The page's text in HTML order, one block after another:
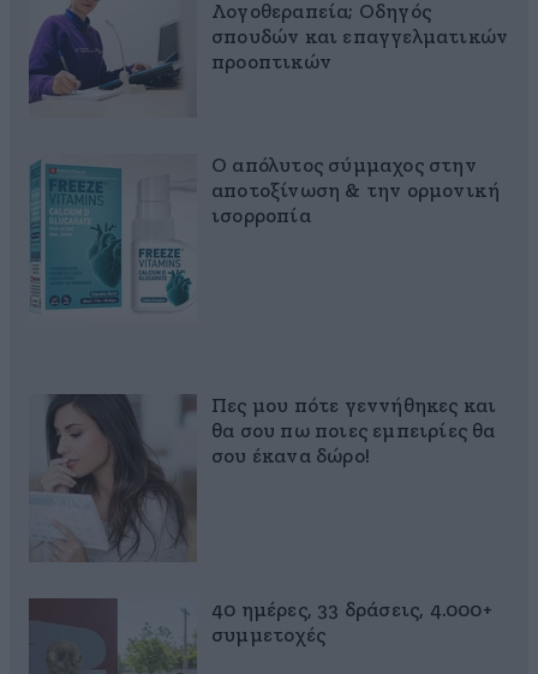
Λογοθεραπεία; Οδηγός
σπουδών και επαγγελματικών
προοπτικών
Ο απόλυτος σύμμαχος στην
αποτοξίνωση & την ορμονική
ισορροπία
Πες μου πότε γεννήθηκες και
θα σου πω ποιες εμπειρίες θα
σου έκανα δώρο!
40 ημέρες, 33 δράσεις, 4.000+
συμμετοχές